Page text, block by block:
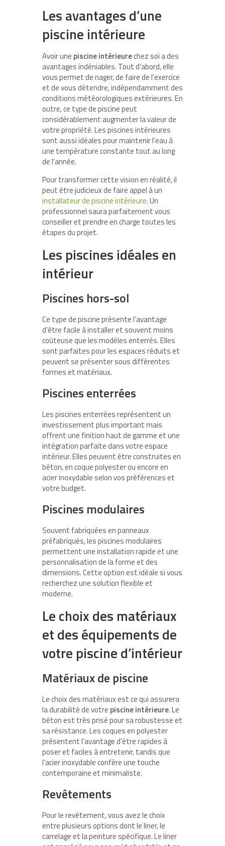
Les avantages d’une
piscine intérieure
Avoir une piscine intérieurechez soi a des
avantages indéniables. Tout d’abord, elle
vous permet de nager, de faire de l’exercice
et de vous détendre, indépendamment des
conditions météorologiques extérieures. En
outre, ce type de piscine peut
considérablement augmenter la valeur de
votre propriété. Les piscines intérieures
sont aussi idéales pour maintenir l’eau à
une température constante tout au long
de l’année.
Pour transformer cette vision en réalité, il
peut être judicieux de faire appel à un
installateur de piscine intérieure. Un
professionnel saura parfaitement vous
conseiller et prendre en charge toutes les
étapes du projet.
Les piscines idéales en
intérieur
Piscines hors-sol
Ce type de piscine présente l’avantage
d’être facile à installer et souvent moins
coûteuse que les modèles enterrés. Elles
sont parfaites pour les espaces réduits et
peuvent se présenter sous différentes
formes et matériaux.
Piscines enterrées
Les piscines enterrées représentent un
investissement plus important mais
offrent une finition haut de gamme et une
intégration parfaite dans votre espace
intérieur. Elles peuvent être construites en
béton, en coque polyester ou encore en
acier inoxydable selon vos préférences et
votre budget.
Piscines modulaires
Souvent fabriquées en panneaux
préfabriqués, les piscines modulaires
permettent une installation rapide et une
personnalisation de la forme et des
dimensions. Cette option est idéale si vous
recherchez une solution flexible et
moderne.
Le choix des matériaux
et des équipements de
votre piscine d’intérieur
Matériaux de piscine
Le choix des matériaux est ce qui assurera
la durabilité de votre piscine intérieure. Le
béton est très prisé pour sa robustesse et
sa résistance. Les coques en polyester
présentent l’avantage d’être rapides à
poser et faciles à entretenir, tandis que
l’acier inoxydable confère une touche
contemporaine et minimaliste.
Revêtements
Pour le revêtement, vous avez le choix
entre plusieurs options dont le liner, le
carrelage et la peinture spécifique. Le liner